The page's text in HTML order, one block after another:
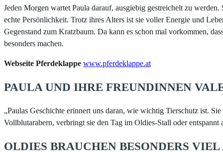
Jeden Morgen wartet Paula darauf, ausgiebig gestreichelt zu
echte Persönlichkeit. Trotz ihres Alters ist sie voller Energie und
Gegenstand zum Kratzbaum. Da kann es schon mal vorkommen,
besonders machen.
Webseite Pferdeklappe www.pferdeklappe.at
PAULA UND IHRE FREUNDINNEN
„Paulas Geschichte erinnert uns daran, wie wichtig Tierschutz ist.
Vollblutarabern, verbringt sie den Tag im Oldies-Stall oder entspannt
OLDIES BRAUCHEN BESONDERS